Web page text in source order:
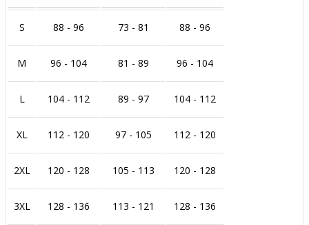
S 88 - 96 73 - 81 88 - 96
M 96 - 104 81 - 89 96 - 104
L 104 - 112 89 - 97 104 - 112
XL 112 - 120 97 - 105 112 - 120
2XL 120 - 128 105 - 113 120 - 128
3XL 128 - 136 113 - 121 128 - 136